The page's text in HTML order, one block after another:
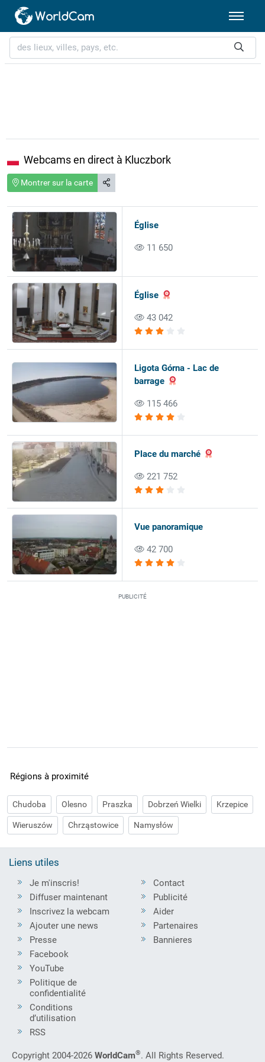
Webcams en direct à Kluczbork
Montrer sur la carte
Église
11 650
Église
43 042
Ligota Górna - Lac de
barrage
115 466
Place du marché
221 752
Vue panoramique
42 700
PUBLICITÉ
Régions à proximité
Chudoba Olesno Praszka Dobrzeń Wielki Krzepice
Wieruszów Chrząstowice Namysłów
Liens utiles
Je m'inscris!
Diffuser maintenant
Inscrivez la webcam
Ajouter une news
Presse
Contact
Publicité
Aider
Partenaires
Bannieres
Facebook
YouTube
Politique de
confidentialité
Conditions
d’utilisation
RSS
Copyright 2004-2026 WorldCam®. All Rights Reserved.